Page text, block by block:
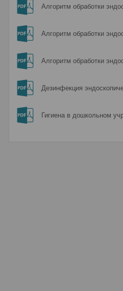
Алгоритм обработки
Алгоритм обработки
Алгоритм обработки
Дезинфекция
Гигиена в дошкольном